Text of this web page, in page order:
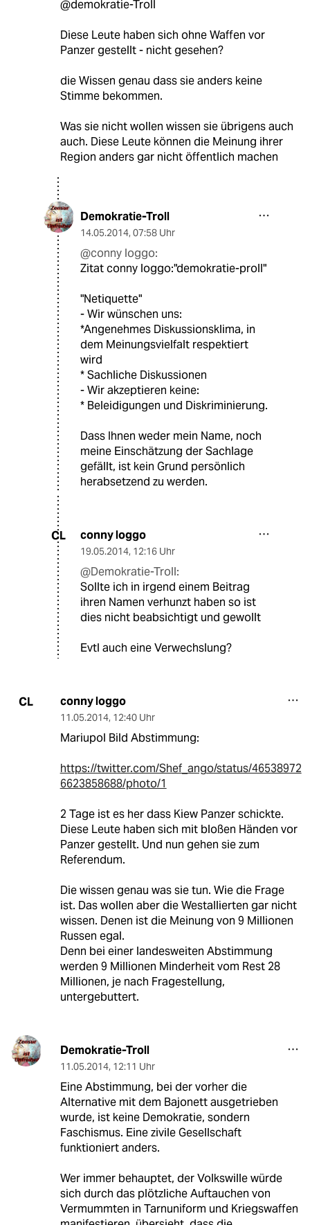
@demokratie-Troll
Diese Leute haben sich ohne Waffen vor
Panzer gestellt - nicht gesehen?
die Wissen genau dass sie anders keine
Stimme bekommen.
Was sie nicht wollen wissen sie übrigens auch
auch. Diese Leute können die Meinung ihrer
Region anders gar nicht öffentlich machen
Demokratie-Troll
14.05.2014, 07:58 Uhr
@conny loggo:
Zitat conny loggo:"demokratie-proll"
"Netiquette"
- Wir wünschen uns:
*Angenehmes Diskussionsklima, in
dem Meinungsvielfalt respektiert
wird
* Sachliche Diskussionen
- Wir akzeptieren keine:
* Beleidigungen und Diskriminierung.
Dass Ihnen weder mein Name, noch
meine Einschätzung der Sachlage
gefällt, ist kein Grund persönlich
herabsetzend zu werden.
CL conny loggo
19.05.2014, 12:16 Uhr
@Demokratie-Troll:
Sollte ich in irgend einem Beitrag
ihren Namen verhunzt haben so ist
dies nicht beabsichtigt und gewollt
Evtl auch eine Verwechslung?
CL conny loggo
11.05.2014, 12:40 Uhr
Mariupol Bild Abstimmung:
https://twitter.com/Shef_ango/status/46538972
6623858688/photo/1
2 Tage ist es her dass Kiew Panzer schickte.
Diese Leute haben sich mit bloßen Händen vor
Panzer gestellt. Und nun gehen sie zum
Referendum.
Die wissen genau was sie tun. Wie die Frage
ist. Das wollen aber die Westallierten gar nicht
wissen. Denen ist die Meinung von 9 Millionen
Russen egal.
Denn bei einer landesweiten Abstimmung
werden 9 Millionen Minderheit vom Rest 28
Millionen, je nach Fragestellung,
untergebuttert.
Demokratie-Troll
11.05.2014, 12:11 Uhr
Eine Abstimmung, bei der vorher die
Alternative mit dem Bajonett ausgetrieben
wurde, ist keine Demokratie, sondern
Faschismus. Eine zivile Gesellschaft
funktioniert anders.
Wer immer behauptet, der Volkswille würde
sich durch das plötzliche Auftauchen von
Vermummten in Tarnuniform und Kriegswaffen